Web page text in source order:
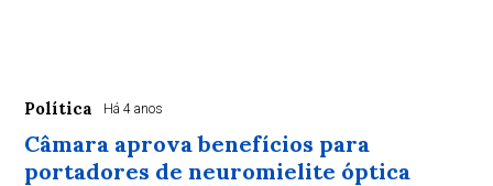
Política Há 4 anos
Câmara aprova benefícios para
portadores de neuromielite óptica